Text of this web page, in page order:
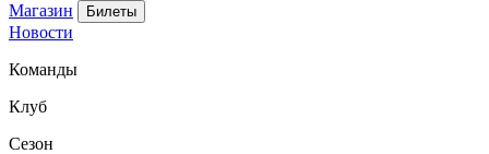
Магазин Билеты
Новости
Команды
Клуб
Сезон